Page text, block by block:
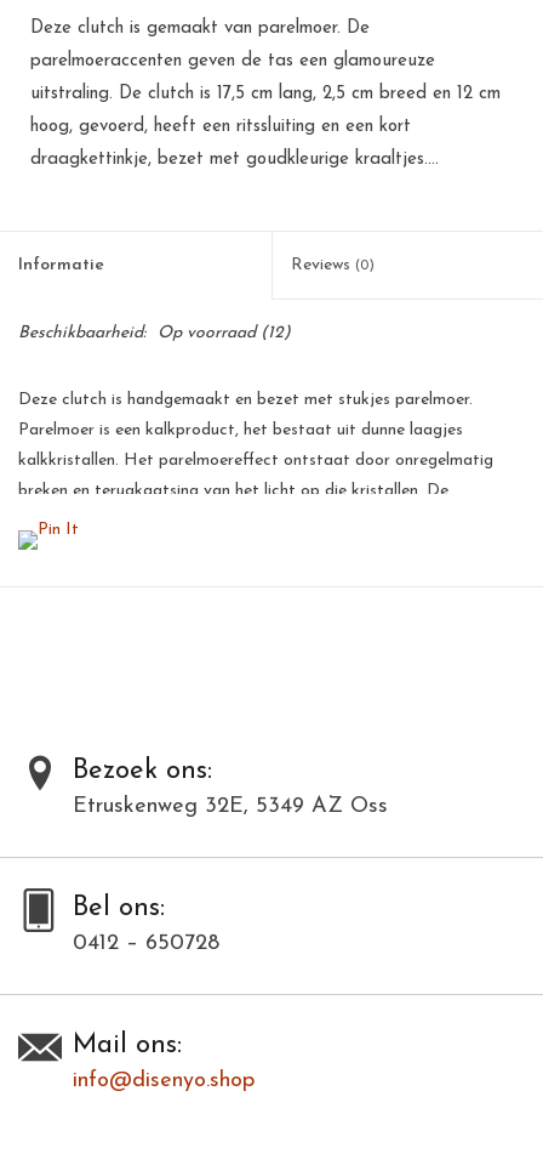
Deze clutch is gemaakt van parelmoer. De
parelmoeraccenten geven de tas een glamoureuze
uitstraling. De clutch is 17,5 cm lang, 2,5 cm breed en 12 cm
hoog, gevoerd, heeft een ritssluiting en een kort
draagkettinkje, bezet met goudkleurige kraaltjes....
Informatie Reviews (0)
Beschikbaarheid: Op voorraad(12)
Deze clutch is handgemaakt en bezet met stukjes parelmoer.
Parelmoer is een kalkproduct, het bestaat uit dunne laagjes
kalkkristallen. Het parelmoereffect ontstaat door onregelmatig
breken en terugkaatsing van het licht op die kristallen. De
parelmoer wordt handmatig gepolijst, hierdoor krijgt de parelmoer
een prachtige glans.
Bezoek ons:
Etruskenweg 32E, 5349 AZ Oss
Bel ons:
0412 – 650728
Mail ons:
info@disenyo.shop